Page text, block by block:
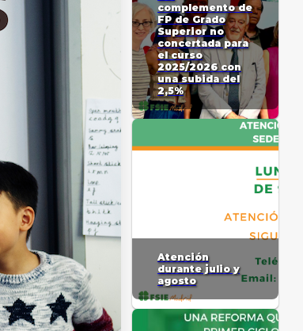
complemento de
FP de Grado
Superior no
concertada para
el curso
2025/2026 con
una subida del
2,5%
Atención
durante julio y
agosto